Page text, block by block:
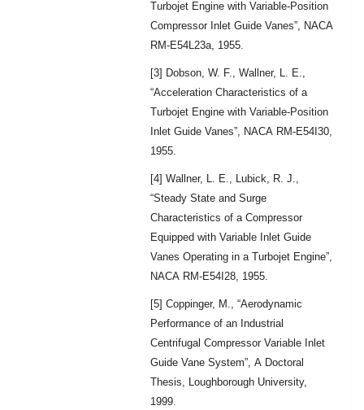
Turbojet Engine with Variable-Position
Compressor Inlet Guide Vanes”, NACA
RM-E54L23a, 1955.
[3] Dobson, W. F., Wallner, L. E.,
“Acceleration Characteristics of a
Turbojet Engine with Variable-Position
Inlet Guide Vanes”, NACA RM-E54I30,
1955.
[4] Wallner, L. E., Lubick, R. J.,
“Steady State and Surge
Characteristics of a Compressor
Equipped with Variable Inlet Guide
Vanes Operating in a Turbojet Engine”,
NACA RM-E54I28, 1955.
[5] Coppinger, M., “Aerodynamic
Performance of an Industrial
Centrifugal Compressor Variable Inlet
Guide Vane System”, A Doctoral
Thesis, Loughborough University,
1999.